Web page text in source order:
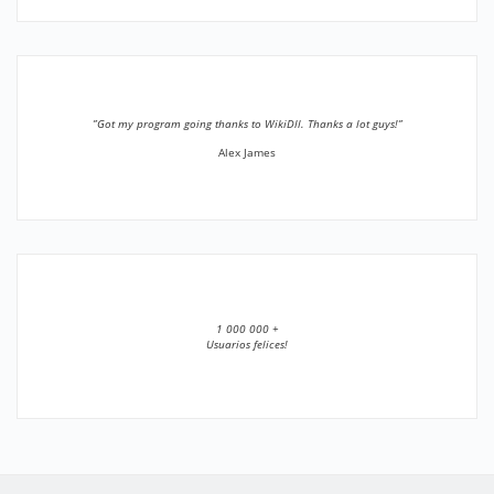
”Got my program going thanks to WikiDll. Thanks a lot guys!”
Alex James
1 000 000 +
Usuarios felices!